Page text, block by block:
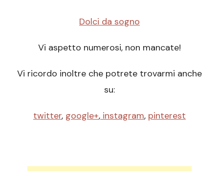
Dolci da sogno
Vi aspetto numerosi, non mancate!
Vi ricordo inoltre che potrete trovarmi anche
su:
twitter, google+, instagram, pinterest